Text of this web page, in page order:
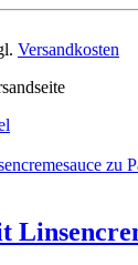
Versandkosten